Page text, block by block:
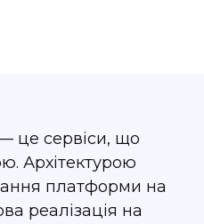
це сервіси, що
Архітектурою
платформи на
реалізація на